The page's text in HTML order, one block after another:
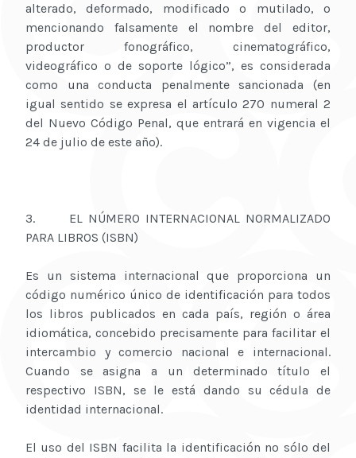
alterado, deformado, modificado o mutilado, o
mencionando falsamente el nombre del editor,
productor fonográfico, cinematográfico,
videográfico o de soporte lógico”, es considerada
como una conducta penalmente sancionada (en
igual sentido se expresa el artículo 270 numeral 2
del Nuevo Código Penal, que entrará en vigencia el
24 de julio de este año).
3. EL NÚMERO INTERNACIONAL NORMALIZADO
PARA LIBROS (ISBN)
Es un sistema internacional que proporciona un
código numérico único de identificación para todos
los libros publicados en cada país, región o área
idiomática, concebido precisamente para facilitar el
intercambio y comercio nacional e internacional.
Cuando se asigna a un determinado título el
respectivo ISBN, se le está dando su cédula de
identidad internacional.
El uso del ISBN facilita la identificación no sólo del